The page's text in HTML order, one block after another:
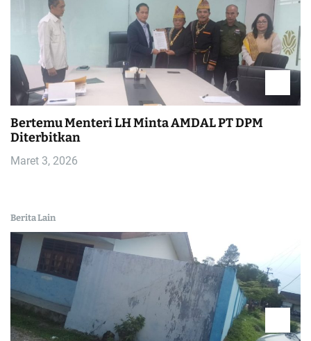
Bertemu Menteri LH Minta AMDAL PT DPM
Diterbitkan
Maret 3, 2026
Berita Lain